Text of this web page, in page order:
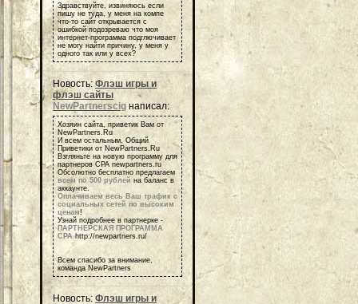
Здравствуйте, извиняюсь если
пишу не туда, у меня на компе
что-то сайт открывается с
ошибкой подозреваю что моя
интернет-программа подглючивает
не могу найти причину, у меня у
одного так или у всех?
Новость:Флэш игры и
флэш сайты
NewPartnerscig написал:
Хозяин сайта, приветик Вам от
NewPartners.Ru
И всем остальным, Общий
Приветики от NewPartners.Ru
Взгляньте на новую программу для
партнеров СРА newpartners.ru
Обсолютно бесплатно предлагаем
всем по 500 рублей на баланс в
аккаунте.
Оплачиваем весь Ваш трафик с
социальных сетей по высоким
ценам!
Узнай подробнее в партнерке -
ПАРТНЕРСКАЯ ПРОГРАММА
СРАhttp://newpartners.ru/
Всем спасибо за внимание,
команда NewPartners
Новость: Флэш игры и